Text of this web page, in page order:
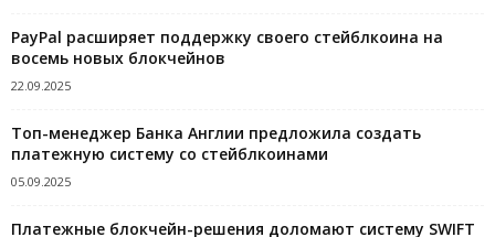
PayPal расширяет поддержку своего стейблкоина на
восемь новых блокчейнов
22.09.2025
Топ-менеджер Банка Англии предложила создать
платежную систему со стейблкоинами
05.09.2025
Платежные блокчейн-решения доломают систему SWIFT